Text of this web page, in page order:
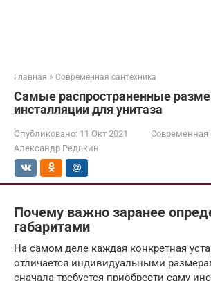
Главная » Современная сантехника
Самые распространенные
инсталляции для унитаза
Опубликовано: 11 Окт 2021
Современная
Александр Редькин
Почему важно заранее
габаритами
На самом деле каждая конкретная
отличается индивидуальными
сначала требуется приобрести саму